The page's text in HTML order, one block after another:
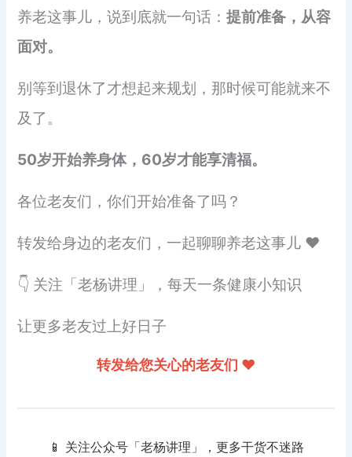
养老这事儿，说到底就一句话：提前准备，从容
面对。
别等到退休了才想起来规划，那时候可能就来不
及了。
50岁开始养身体，60岁才能享清福。
各位老友们，你们开始准备了吗？
转发给身边的老友们，一起聊聊养老这事儿 ❤️
👇 关注「老杨讲理」，每天一条健康小知识
让更多老友过上好日子
转发给您关心的老友们 ❤️
📱 关注公众号「老杨讲理」，更多干货不迷路